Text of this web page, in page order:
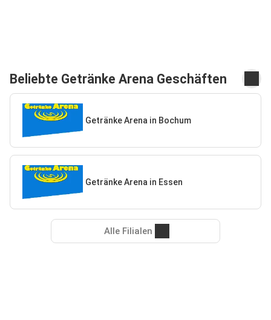
Beliebte Getränke Arena Geschäften
Getränke Arena in Bochum
Getränke Arena in Essen
Alle Filialen